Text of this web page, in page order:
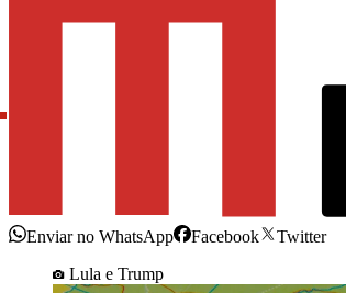
Enviar no WhatsApp Facebook
Twitter
Lula e Trump